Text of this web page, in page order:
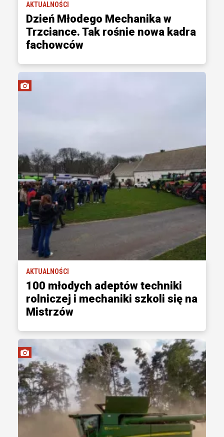
AKTUALNOŚCI
Dzień Młodego Mechanika w
Trzciance. Tak rośnie nowa kadra
fachowców
AKTUALNOŚCI
100 młodych adeptów techniki
rolniczej i mechaniki szkoli się na
Mistrzów